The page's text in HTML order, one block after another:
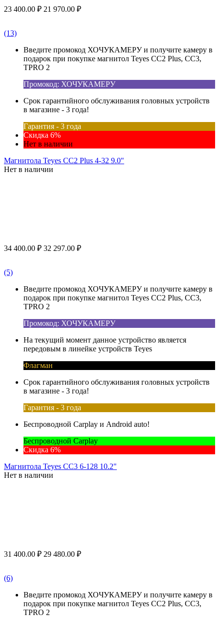
23 400.00 ₽ 21 970.00 ₽
(13)
Введите промокод ХОЧУКАМЕРУ и получите камеру в
подарок при покупке магнитол Teyes CC2 Plus, CC3,
TPRO 2
Промокод: ХОЧУКАМЕРУ
Срок гарантийного обслуживания головных устройств
в магазине - 3 года!
Гарантия - 3 года
Скидка 6%
Нет в наличии
Магнитола Teyes CC2 Plus 4-32 9.0"
Нет в наличии
34 400.00 ₽ 32 297.00 ₽
(5)
Введите промокод ХОЧУКАМЕРУ и получите камеру в
подарок при покупке магнитол Teyes CC2 Plus, CC3,
TPRO 2
Промокод: ХОЧУКАМЕРУ
На текущий момент данное устройство является
передовым в линейке устройств Teyes
Флагман
Срок гарантийного обслуживания головных устройств
в магазине - 3 года!
Гарантия - 3 года
Беспроводной Carplay и Android auto!
Беспроводной Carplay
Скидка 6%
Магнитола Teyes CC3 6-128 10.2"
Нет в наличии
31 400.00 ₽ 29 480.00 ₽
(6)
Введите промокод ХОЧУКАМЕРУ и получите камеру в
подарок при покупке магнитол Teyes CC2 Plus, CC3,
TPRO 2